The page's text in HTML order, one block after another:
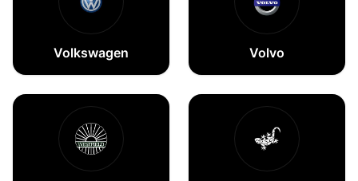
Volkswagen Volvo